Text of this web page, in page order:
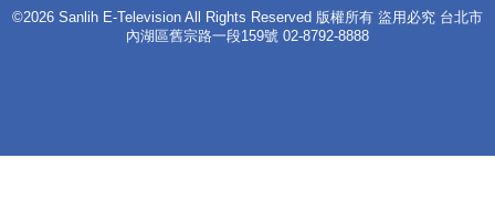
©2026 Sanlih E-Television All Rights Reserved 版權所有 盜用必究 台北市
內湖區舊宗路一段159號 02-8792-8888